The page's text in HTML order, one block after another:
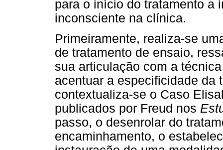
para o início do tratamento a
inconsciente na clínica.
Primeiramente, realiza-se
de tratamento de ensaio,
sua articulação com a
acentuar a especificidade da
contextualiza-se o Caso
publicados por Freud nos
passo, o desenrolar do
encaminhamento, o